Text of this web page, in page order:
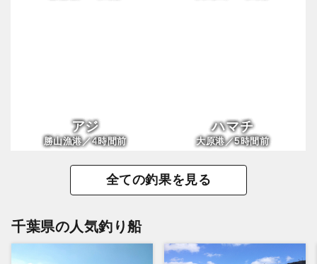
アジ
勝山漁港／4時間前
ハマチ
大原港／5時間前
全ての釣果を見る
千葉県の人気釣り船